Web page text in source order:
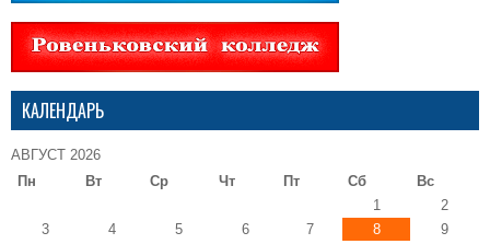
КАЛЕНДАРЬ
АВГУСТ 2026
Пн
Вт Ср Чт Пт Сб
Вс
1
2
3
4 5 6 7 8
9